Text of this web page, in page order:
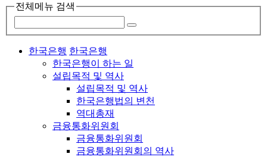
전체메뉴 검색
한국은행 한국은행
한국은행이 하는 일
설립목적 및 역사
설립목적 및 역사
한국은행법의 변천
역대총재
금융통화위원회
금융통화위원회
금융통화위원회의 역사